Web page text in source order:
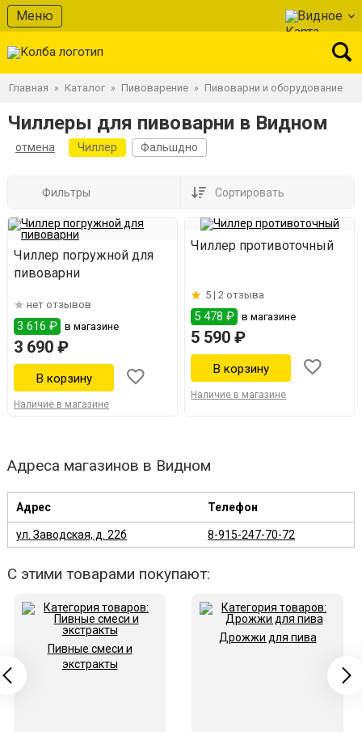
Меню Видное
Главная » Каталог » Пивоварение » Пивоварни и оборудование
Чиллеры для пивоварни в Видном
отмена Чиллер Фальшдно
Фильтры Сортировать
Чиллер погружной для
пивоварни
нет отзывов
3 616 ₽ в магазине
3 690 ₽
Наличие в магазине
Чиллер противоточный
5 |2 отзыва
5 478 ₽ в магазине
5 590 ₽
Наличие в магазине
Адреса магазинов в Видном
Адрес Телефон
ул. Заводская, д. 22б 8-915-247-70-72
С этими товарами покупают:
Пивные смеси и
экстракты
Дрожжи для пива